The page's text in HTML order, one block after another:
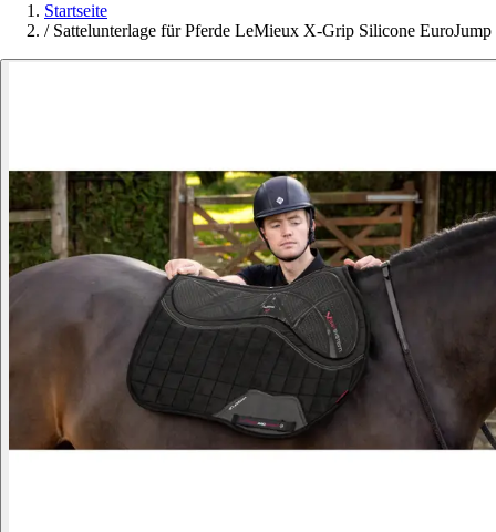
Startseite
/ Sattelunterlage für Pferde LeMieux X-Grip Silicone EuroJump